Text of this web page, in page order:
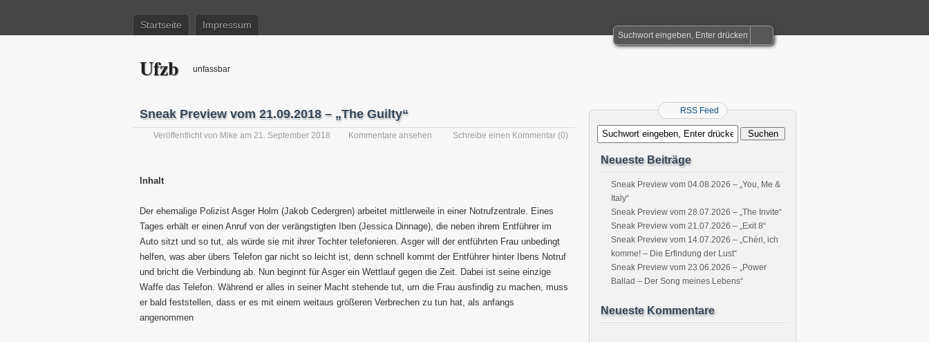
Startseite Impressum
Ufzb unfassbar
Sneak Preview vom 21.09.2018 – „The Guilty“
Veröffentlicht von Mike am 21. September 2018 Schreibe einen Kommentar (0)
Kommentare ansehen
Inhalt
Der ehemalige Polizist Asger Holm (Jakob Cedergren) arbeitet mittlerweile in einer Notrufzentrale. Eines
Tages erhält er einen Anruf von der verängstigten Iben (Jessica Dinnage), die neben ihrem Entführer im
Auto sitzt und so tut, als würde sie mit ihrer Tochter telefonieren. Asger will der entführten Frau unbedingt
helfen, was aber übers Telefon gar nicht so leicht ist, denn schnell kommt der Entführer hinter Ibens Notruf
und bricht die Verbindung ab. Nun beginnt für Asger ein Wettlauf gegen die Zeit. Dabei ist seine einzige
Waffe das Telefon. Während er alles in seiner Macht stehende tut, um die Frau ausfindig zu machen, muss
er bald feststellen, dass er es mit einem weitaus größeren Verbrechen zu tun hat, als anfangs
angenommen
RSS Feed
Neueste Beiträge
Sneak Preview vom 04.08.2026 – „You, Me &
Italy“
Sneak Preview vom 28.07.2026 – „The Invite“
Sneak Preview vom 21.07.2026 – „Exit 8“
Sneak Preview vom 14.07.2026 – „Chéri, ich
komme! – Die Erfindung der Lust“
Sneak Preview vom 23.06.2026 – „Power
Ballad – Der Song meines Lebens“
Neueste Kommentare